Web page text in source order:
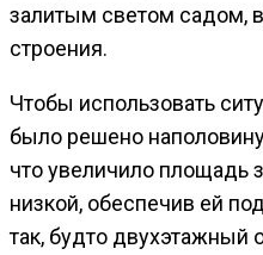
залитым светом садом,
строения.
Чтобы использовать
было решено
что увеличило площадь
низкой, обеспечив ей
так, будто двухэтажный